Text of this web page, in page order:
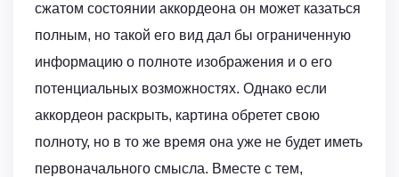
сжатом состоянии аккордеона он может казаться
полным, но такой его вид дал бы ограниченную
информацию о полноте изображения и о его
потенциальных возможностях. Однако если
аккордеон раскрыть, картина обретет свою
полноту, но в то же время она уже не будет иметь
первоначального смысла. Вместе с тем,